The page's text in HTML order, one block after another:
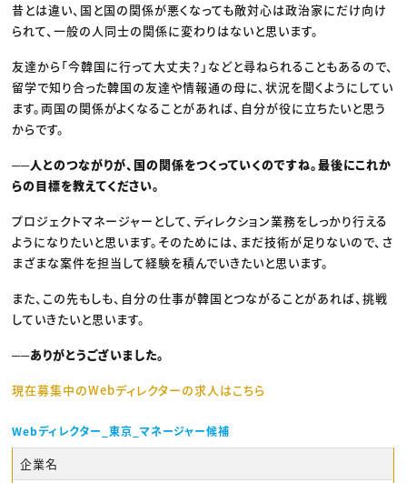
昔とは違い、国と国の関係が悪くなっても敵対心は政治家にだけ向け
られて、一般の人同士の関係に変わりはないと思います。
友達から「今韓国に行って大丈夫？」などと尋ねられることもあるので、
留学で知り合った韓国の友達や情報通の母に、状況を聞くようにしてい
ます。両国の関係がよくなることがあれば、自分が役に立ちたいと思う
からです。
──人とのつながりが、国の関係をつくっていくのですね。最後にこれか
らの目標を教えてください。
プロジェクトマネージャーとして、ディレクション業務をしっかり行える
ようになりたいと思います。そのためには、まだ技術が足りないので、さ
まざまな案件を担当して経験を積んでいきたいと思います。
また、この先もしも、自分の仕事が韓国とつながることがあれば、挑戦
していきたいと思います。
──ありがとうございました。
現在募集中のWebディレクターの求人はこちら
Webディレクター_東京_マネージャー候補
企業名